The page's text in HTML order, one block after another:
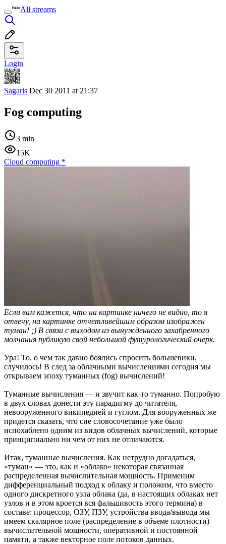
All streams
Login
Sagaris Dec 30 2011 at 21:37
Fog computing
3 min
15K
Cloud computing *
Если вам кажется, что на картинке ничего не видно, то я
отвечу, на картинке отчетливейшим образом изображен
туман! ;) В связи с выходом из вынужденного захабренного
молчания публикую свой небольшой футурологический очерк.
Ура! То, о чем так давно боялись спросить большевики,
случилось! В след за облачными вычислениями сегодня мы
открываем эпоху туманных (fog) вычислений!
Туманные вычисления — и звучит как-то туманно. Попробую
в двух словах донести эту парадигму до читателя,
невооруженного википедией и гуглом. Для вооруженных же
придется сказать, что сие словосочетание уже было
испохаблено одним из видов облачных вычислений, которые
принципиально ни чем от них не отличаются.
Итак, туманные вычисления. Как нетрудно догадаться,
«туман» — это, как и «облако» некоторая связанная
распределенная вычислительная мощность. Применим
дифференциальный подход к облаку и положим, что вместо
одного дискретного узла облака (да, в настоящих облаках нет
узлов и в этом кроется вся фальшивость этого термина) в
составе: процессор, ОЗУ, ПЗУ, устройства ввода/вывода мы
имеем скалярное поле (распределение в объеме плотности)
вычислительной мощности, оперативной и постоянной
памяти, а также векторное поле потоков данных.